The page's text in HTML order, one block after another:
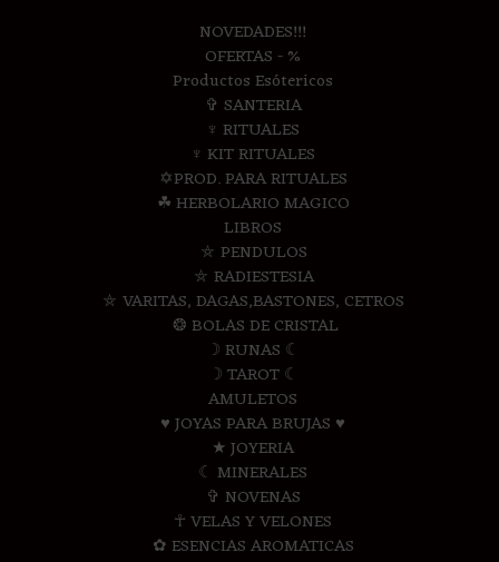
NOVEDADES!!!
OFERTAS - %
Productos Esótericos
✞ SANTERIA
♆ RITUALES
♆ KIT RITUALES
✡PROD. PARA RITUALES
☘ HERBOLARIO MAGICO
LIBROS
⛤ PENDULOS
⛤ RADIESTESIA
⛤ VARITAS, DAGAS,BASTONES, CETROS
❂ BOLAS DE CRISTAL
☽ RUNAS ☾
☽ TAROT ☾
AMULETOS
♥ JOYAS PARA BRUJAS ♥
★ JOYERIA
☾ MINERALES
✞ NOVENAS
☥ VELAS Y VELONES
✿ ESENCIAS AROMATICAS